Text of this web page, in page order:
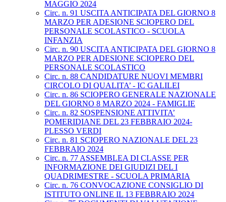
MAGGIO 2024
Circ. n. 91 USCITA ANTICIPATA DEL GIORNO 8
MARZO PER ADESIONE SCIOPERO DEL
PERSONALE SCOLASTICO - SCUOLA
INFANZIA
Circ. n. 90 USCITA ANTICIPATA DEL GIORNO 8
MARZO PER ADESIONE SCIOPERO DEL
PERSONALE SCOLASTICO
Circ. n. 88 CANDIDATURE NUOVI MEMBRI
CIRCOLO DI QUALITA’ - IC GALILEI
Circ. n. 86 SCIOPERO GENERALE NAZIONALE
DEL GIORNO 8 MARZO 2024 - FAMIGLIE
Circ. n. 82 SOSPENSIONE ATTIVITA’
POMERIDIANE DEL 23 FEBBRAIO 2024-
PLESSO VERDI
Circ. n. 81 SCIOPERO NAZIONALE DEL 23
FEBBRAIO 2024
Circ. n. 77 ASSEMBLEA DI CLASSE PER
INFORMAZIONE DEI GIUDIZI DEL I
QUADRIMESTRE - SCUOLA PRIMARIA
Circ. n. 76 CONVOCAZIONE CONSIGLIO DI
ISTITUTO ONLINE IL 13 FEBBRAIO 2024